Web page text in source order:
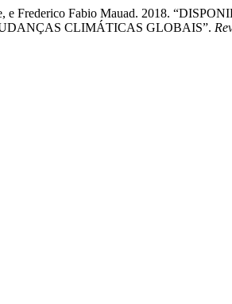
e Frederico Fabio Mauad. 2018.
CLIMÁTICAS GLOBAIS”.